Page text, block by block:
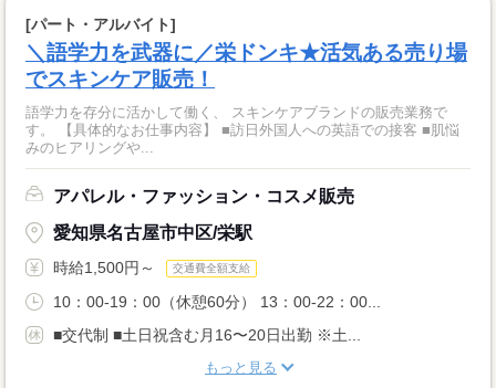
[パート・アルバイト]
＼語学力を武器に／栄ドンキ★活気ある売り場
でスキンケア販売！
語学力を存分に活かして働く、 スキンケアブランドの販売業務で
す。 【具体的なお仕事内容】 ■訪日外国人への英語での接客 ■肌悩
みのヒアリングや...
アパレル・ファッション・コスメ販売
愛知県名古屋市中区/栄駅
時給1,500円～ 交通費全額支給
10：00-19：00（休憩60分） 13：00-22：00...
■交代制 ■土日祝含む月16〜20日出勤 ※土...
もっと見る